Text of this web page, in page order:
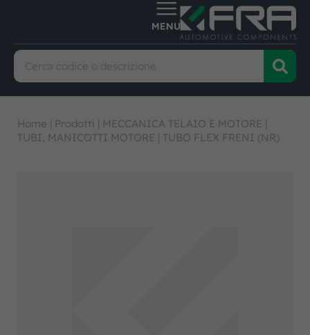
Home | Prodotti | MECCANICA TELAIO E MOTORE |
TUBI, MANICOTTI MOTORE | TUBO FLEX FRENI (NR)